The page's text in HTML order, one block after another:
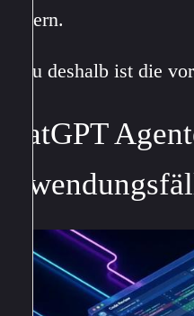
wandern.
Genau deshalb ist die
ChatGPT